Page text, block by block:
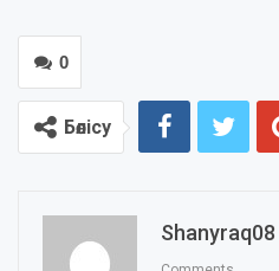
0
Бөлісу
Shanyraq08